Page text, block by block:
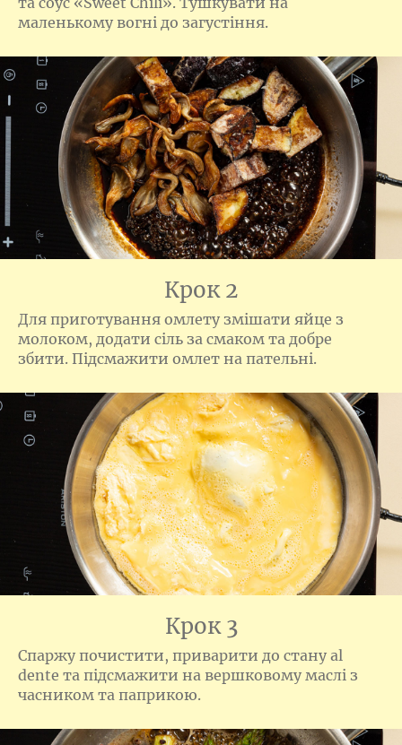
маленькому вогні до загустіння.
Крок 2
Для приготування омлету змішати яйце з
молоком, додати сіль за смаком та добре
збити. Підсмажити омлет на пательні.
Крок 3
Спаржу почистити, приварити до стану al
dente та підсмажити на вершковому маслі з
часником та паприкою.